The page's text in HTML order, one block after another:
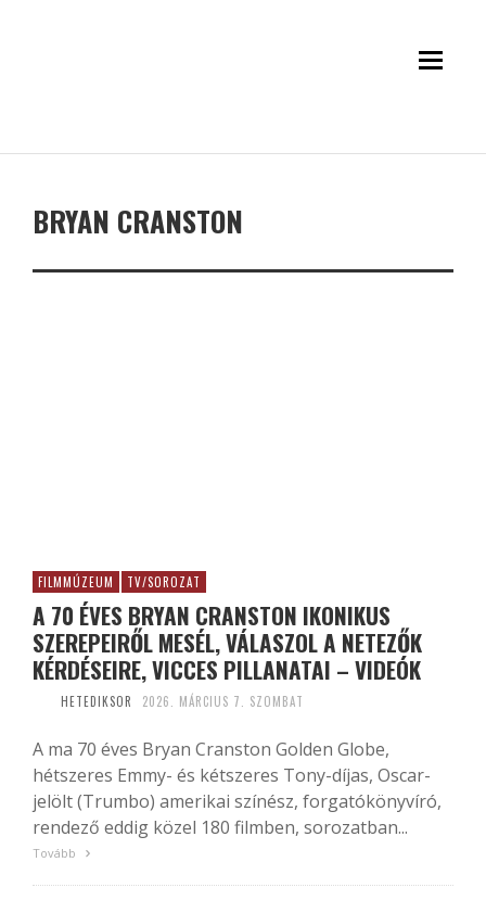
BRYAN CRANSTON
FILMMÚZEUM TV/SOROZAT
A 70 ÉVES BRYAN CRANSTON IKONIKUS
SZEREPEIRŐL MESÉL, VÁLASZOL A NETEZŐK
KÉRDÉSEIRE, VICCES PILLANATAI – VIDEÓK
HETEDIKSOR 2026. MÁRCIUS 7. SZOMBAT
A ma 70 éves Bryan Cranston Golden Globe,
hétszeres Emmy- és kétszeres Tony-díjas, Oscar-
jelölt (Trumbo) amerikai színész, forgatókönyvíró,
rendező eddig közel 180 filmben, sorozatban...
Tovább